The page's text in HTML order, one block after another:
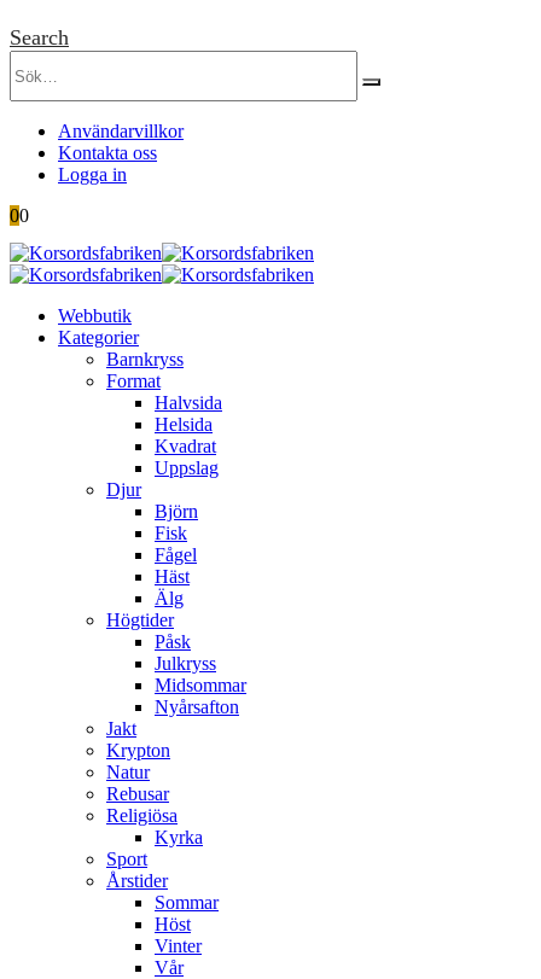
Search
Användarvillkor
Kontakta oss
Logga in
00
Webbutik
Kategorier
Barnkryss
Format
Halvsida
Helsida
Kvadrat
Uppslag
Djur
Björn
Fisk
Fågel
Häst
Älg
Högtider
Påsk
Julkryss
Midsommar
Nyårsafton
Jakt
Krypton
Natur
Rebusar
Religiösa
Kyrka
Sport
Årstider
Sommar
Höst
Vinter
Vår